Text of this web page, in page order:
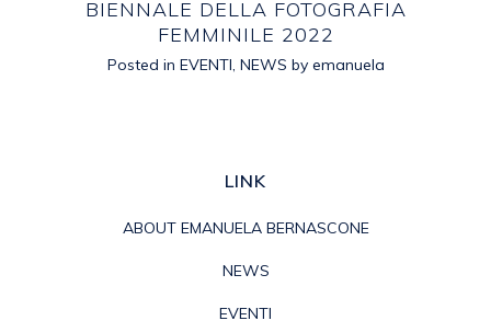
BIENNALE DELLA FOTOGRAFIA
FEMMINILE 2022
Posted in EVENTI, NEWS by emanuela
LINK
ABOUT EMANUELA BERNASCONE
NEWS
EVENTI